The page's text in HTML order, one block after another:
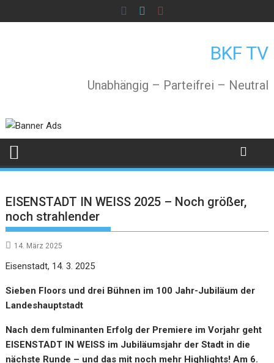
to
BKF TV
Unabhängig – Parteifrei – Neutral
EISENSTADT IN WEISS 2025 – Noch größer,
noch strahlender
14. März 2025
Eisenstadt, 14. 3. 2025
Sieben Floors und drei Bühnen im 100 Jahr-Jubiläum der
Landeshauptstadt
Nach dem fulminanten Erfolg der Premiere im Vorjahr geht
EISENSTADT IN WEISS im Jubiläumsjahr der Stadt in die
nächste Runde – und das mit noch mehr Highlights! Am 6.